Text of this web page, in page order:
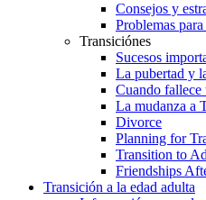
Consejos y
Problemas
Transiciónes
Sucesos
La pubertad y
Cuando fallece
La mudanza a
Divorce
Planning for
Transition to
Friendships
Transición a la edad adulta